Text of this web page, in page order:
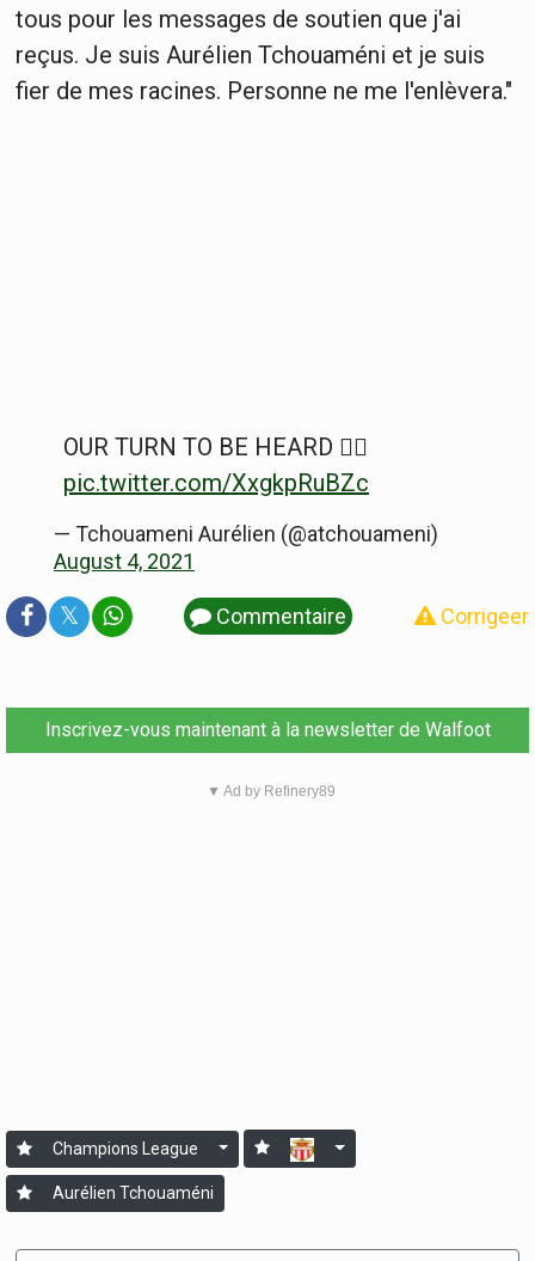
tous pour les messages de soutien que j'ai
reçus. Je suis Aurélien Tchouaméni et je suis
fier de mes racines. Personne ne me l'enlèvera."
OUR TURN TO BE HEARD ✊🏾
pic.twitter.com/XxgkpRuBZc
— Tchouameni Aurélien (@atchouameni)
August 4, 2021
𝕏 Commentaire Corrigeer
Inscrivez-vous maintenant à la newsletter de Walfoot
▼ Ad by Refinery89
Champions League
Aurélien Tchouaméni